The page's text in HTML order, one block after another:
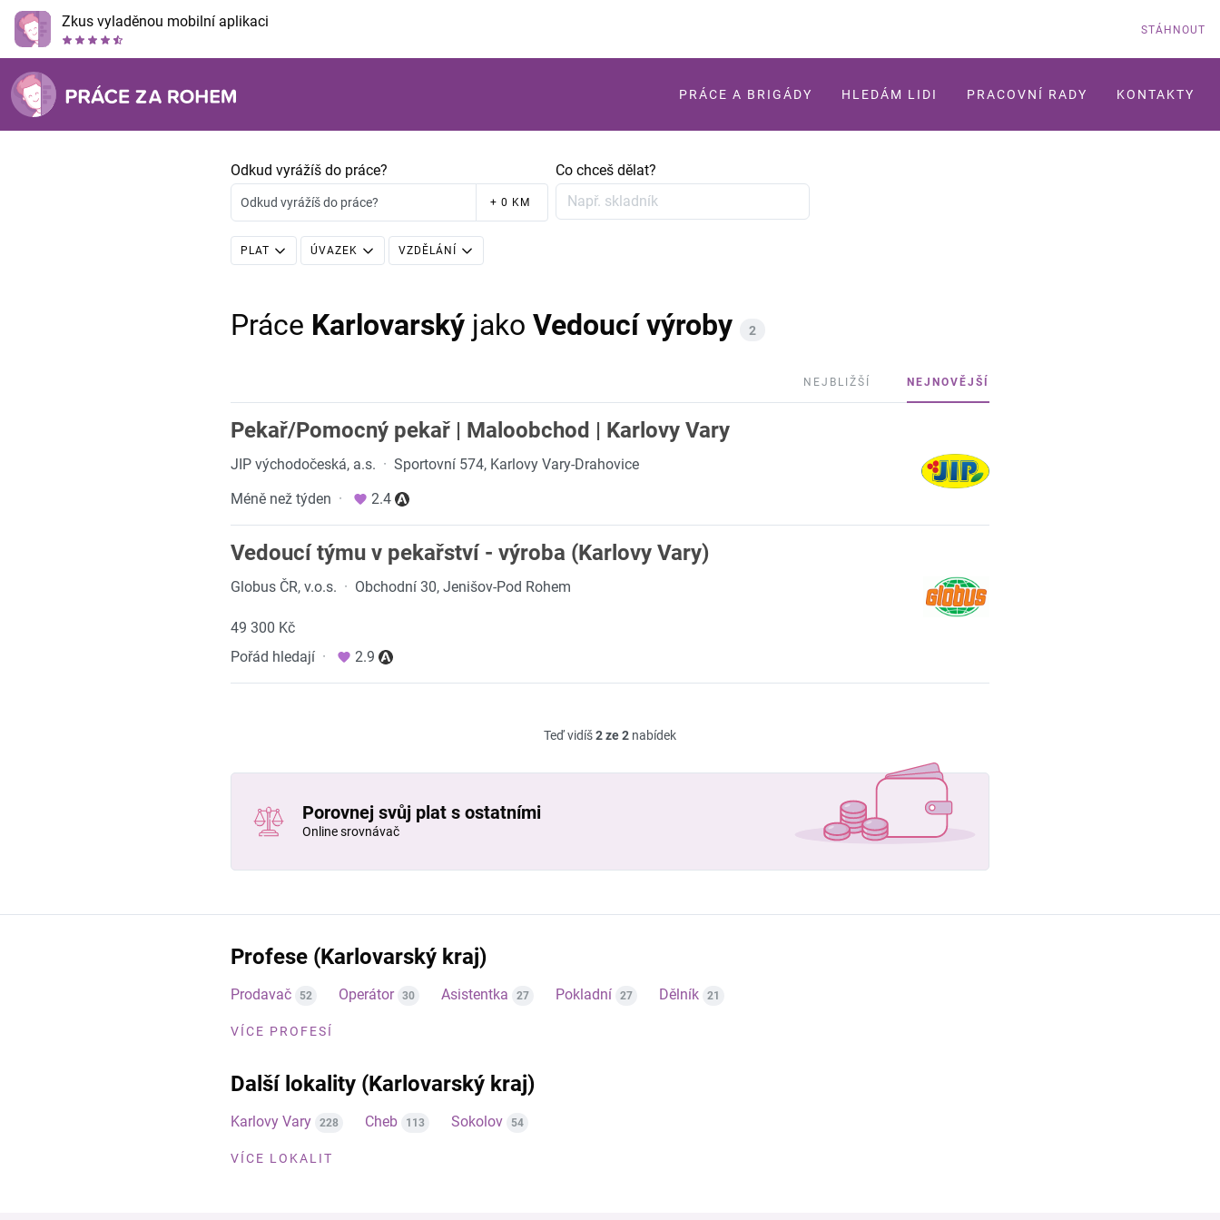
Zkus vyladěnou mobilní aplikaci STÁHNOUT
PRÁCE A BRIGÁDY HLEDÁM LIDI PRACOVNÍ RADY KONTAKTY
Odkud vyrážíš do práce?
Odkud vyrážíš do práce? + 0 KM
Co chceš dělat?
PLAT ÚVAZEK VZDĚLÁNÍ
Práce Karlovarský jako Vedoucí výroby 2
NEJBLIŽŠÍ NEJNOVĚJŠÍ
Pekař/Pomocný pekař | Maloobchod | Karlovy Vary
JIP východočeská, a.s. · Sportovní 574, Karlovy Vary-Drahovice
Méně než týden · 2.4
Vedoucí týmu v pekařství - výroba (Karlovy Vary)
Globus ČR, v.o.s. · Obchodní 30, Jenišov-Pod Rohem
49 300 Kč
Pořád hledají · 2.9
Teď vidíš2 ze 2 nabídek
Porovnej svůj plat s ostatními
Online srovnávač
Profese (Karlovarský kraj)
Prodavač 52 Operátor 30 Asistentka 27 Pokladní 27 Dělník 21
VÍCE PROFESÍ
Další lokality (Karlovarský kraj)
Karlovy Vary 228 Cheb 113 Sokolov 54
VÍCE LOKALIT